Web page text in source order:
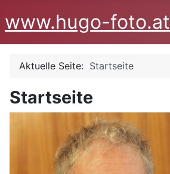
www.hugo-foto.at
Aktuelle Seite: Startseite
Startseite